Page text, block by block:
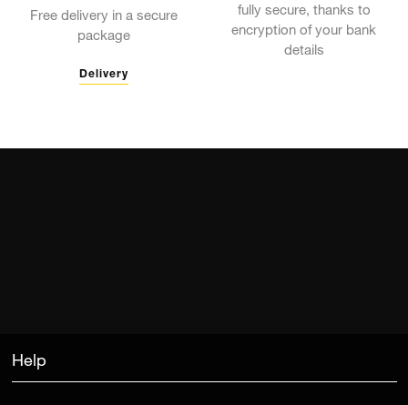
Free delivery in a secure
package
Delivery
fully secure, thanks to
encryption of your bank
details
Help